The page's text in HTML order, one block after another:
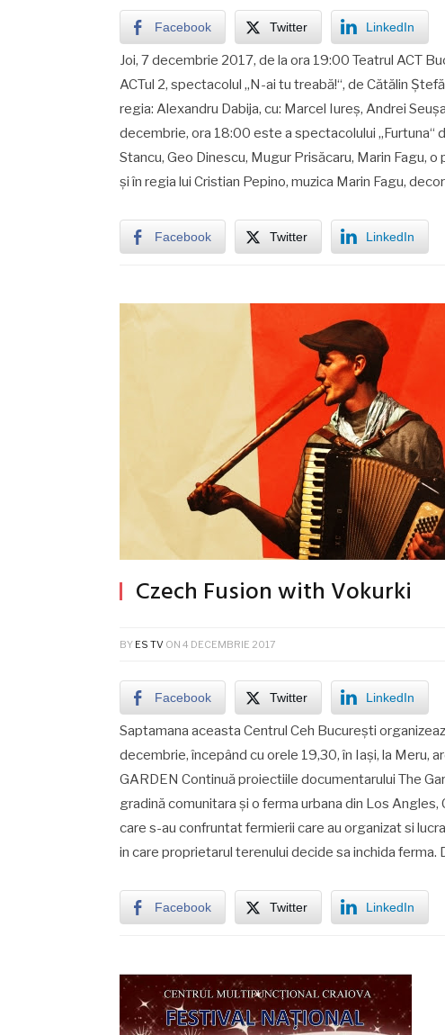
Facebook Twitter LinkedIn
Joi, 7 decembrie 2017, de la ora 19:00 Teatrul ACT
ACTul 2, spectacolul „N-ai tu treabă!“, de Cătălin
regia: Alexandru Dabija, cu: Marcel Iureş, Andrei
decembrie, ora 18:00 este a spectacolului „Furtuna“
Stancu, Geo Dinescu, Mugur Prisăcaru, Marin Fagu,
și în regia lui Cristian Pepino, muzica Marin Fagu,
Facebook Twitter LinkedIn
Czech Fusion with Vokurki
BY ES TV ON 4 DECEMBRIE 2017
Facebook Twitter LinkedIn
Saptamana aceasta Centrul Ceh București
decembrie, începând cu orele 19,30, în Iași, la Meru,
GARDEN Continuă proiectiile documentarului The
gradină comunitara și o ferma urbana din Los
care s-au confruntat fermierii care au organizat si
in care proprietarul terenului decide sa inchida ferma.
Facebook Twitter LinkedIn